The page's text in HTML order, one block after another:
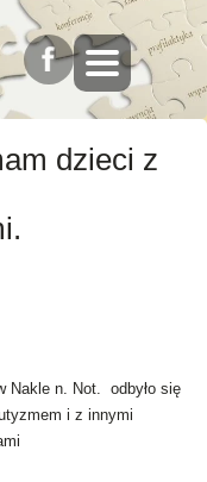
dzieci z
Nakle n. Not. odbyło się
i z innymi